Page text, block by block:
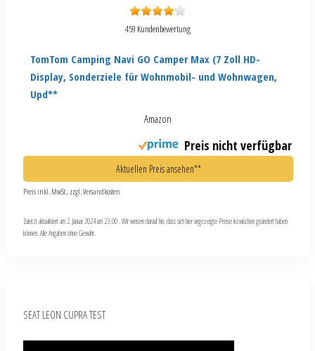
459 Kundenbewertung
TomTom Camping Navi GO Camper Max (7 Zoll HD-
Display, Sonderziele für Wohnmobil- und Wohnwagen,
Upd**
Amazon
Preis nicht verfügbar
Aktuellen Preis ansehen**
Preis inkl. MwSt., zzgl. Versandkosten
Zuletzt aktualisiert am 2. Januar 2024 um 23:00 . Wir weisen darauf hin, dass sich hier angezeigte Preise inzwischen geändert haben
können. Alle Angaben ohne Gewähr.
SEAT LEON CUPRA TEST